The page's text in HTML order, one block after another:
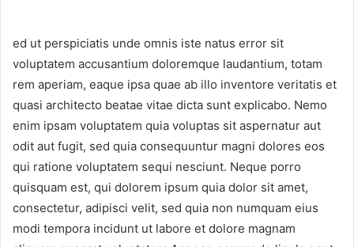
ed ut perspiciatis unde omnis iste natus error sit
voluptatem accusantium doloremque laudantium, totam
rem aperiam, eaque ipsa quae ab illo inventore veritatis et
quasi architecto beatae vitae dicta sunt explicabo. Nemo
enim ipsam voluptatem quia voluptas sit aspernatur aut
odit aut fugit, sed quia consequuntur magni dolores eos
qui ratione voluptatem sequi nesciunt. Neque porro
quisquam est, qui dolorem ipsum quia dolor sit amet,
consectetur, adipisci velit, sed quia non numquam eius
modi tempora incidunt ut labore et dolore magnam